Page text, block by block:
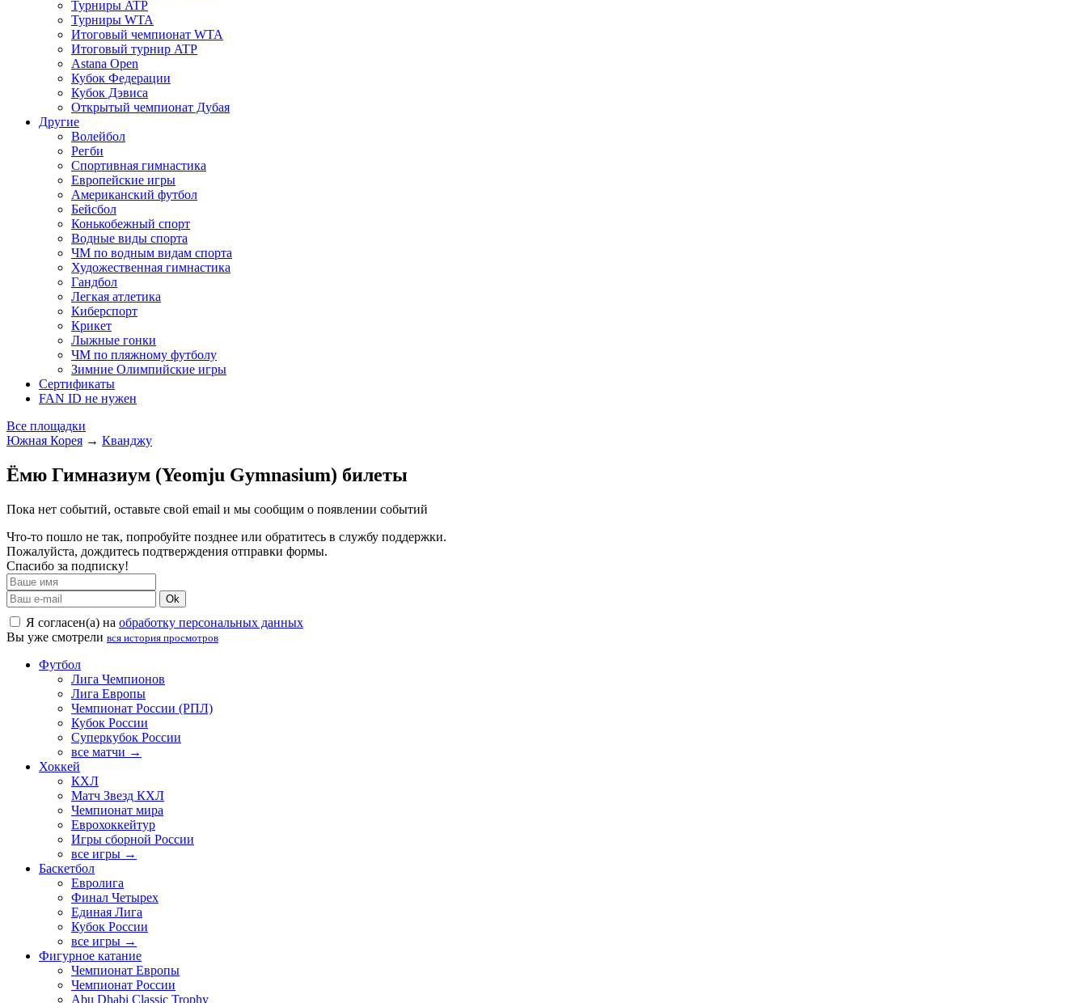
Турниры ATP
Турниры WTA
Итоговый чемпионат WTA
Итоговый турнир ATP
Astana Open
Кубок Федерации
Кубок Дэвиса
Открытый чемпионат Дубая
Другие
Волейбол
Регби
Спортивная гимнастика
Европейские игры
Американский футбол
Бейсбол
Конькобежный спорт
Водные виды спорта
ЧМ по водным видам спорта
Художественная гимнастика
Гандбол
Легкая атлетика
Киберспорт
Крикет
Лыжные гонки
ЧМ по пляжному футболу
Зимние Олимпийские игры
Сертификаты
FAN ID не нужен
Все площадки
Южная Корея → Кванджу
Ёмю Гимназиум (Yeomju Gymnasium) билеты
Пока нет событий, оставьте свой email и мы сообщим о появлении событий
Что-то пошло не так, попробуйте позднее или обратитесь в службу поддержки.
Пожалуйста, дождитесь подтверждения отправки формы.
Спасибо за подписку!
Ok
Я согласен(а) на обработку персональных данных
Вы уже смотрели вся история просмотров
Футбол
Лига Чемпионов
Лига Европы
Чемпионат России (РПЛ)
Кубок России
Суперкубок России
все матчи →
Хоккей
КХЛ
Матч Звезд КХЛ
Чемпионат мира
Еврохоккейтур
Игры сборной России
все игры →
Баскетбол
Евролига
Финал Четырех
Единая Лига
Кубок России
все игры →
Фигурное катание
Чемпионат Европы
Чемпионат России
Abu Dhabi Classic Trophy